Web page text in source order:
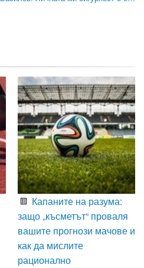
Капаните на разума:
защо „късметът“ проваля
вашите прогнози мачове и
как да мислите
рационално